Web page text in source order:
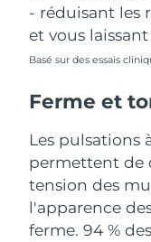
- réduisant les
et vous
Basé sur des essais
Ferme et
Les pulsations
permettent de
tension des
l'apparence
ferme. 94 %
Émirats arabes
Royaume-Uni
États-Unis
Ouzbékistan
Viêt Nam